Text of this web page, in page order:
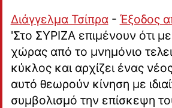
Διάγγελμα Τσίπρα- Έξοδος
'Στο ΣΥΡΙΖΑ επιμένουν ότι
χώρας από το μνημόνιο
κύκλος και αρχίζει ένας
αυτό θεωρούν κίνηση με
συμβολισμό την επίσκεψη